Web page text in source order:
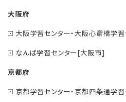
大阪府
大阪学習センター・大阪心斎橋学
なんば学習センター[大阪市]
京都府
京都学習センター・京都四条通学